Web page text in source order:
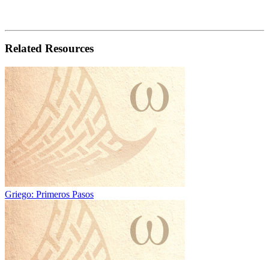
Related Resources
Griego: Primeros Pasos